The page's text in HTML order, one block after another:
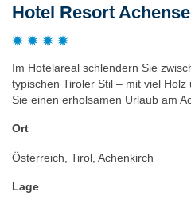
Hotel Resort
Im Hotelareal schlendern Sie
typischen Tiroler Stil – mit viel
Sie einen erholsamen Urlaub am
Ort
Österreich, Tirol, Achenkirch
Lage